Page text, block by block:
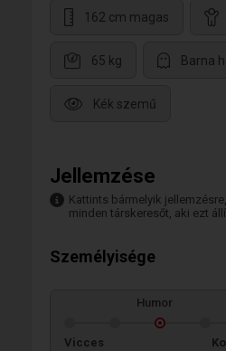
162 cm magas
65 kg Barna
Kék szemű
Jellemzése
Kattints bármelyik
minden társkeresőt, aki ezt
Személyisége
Humor
Vicces